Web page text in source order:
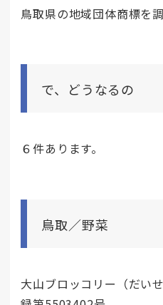
鳥取県の地域団体商標を
で、どうなるの
６件あります。
鳥取／野菜
大山ブロッコリー（だい